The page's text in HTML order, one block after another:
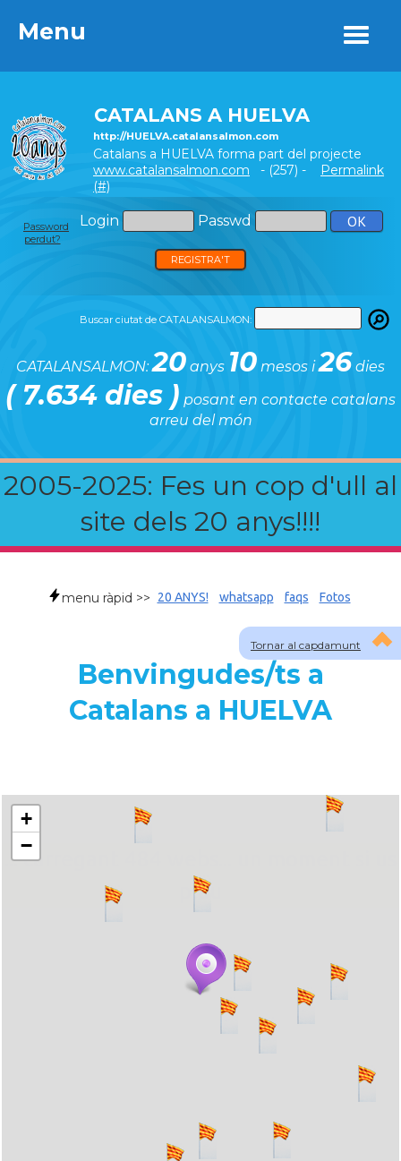
Menu
CATALANS A HUELVA
http://HUELVA.catalansalmon.com
Catalans a HUELVA forma part del projecte
www.catalansalmon.com - (257) -
Permalink
(#)
Login Passwd
Password
perdut?
REGISTRA'T
Buscar ciutat de CATALANSALMON:
CATALANSALMON:20 anys 10 mesos i26 dies
( 7.634 dies ) posant en contacte catalans
arreu del món
2005-2025: Fes un cop d'ull al
site dels 20 anys!!!!
Menu
Tornar al capdamunt
menu ràpid >> 20 ANYS! whatsapp faqs Fotos
Benvingudes/ts a
Catalans a HUELVA
... carregant 484 webs... un moment si us
plau
+
−